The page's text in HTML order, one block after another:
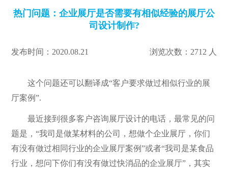
热门问题：企业展厅是否需要有相似经验的展厅公
司设计制作?
发布时间：2020.08.21 浏览次数：2712 人
这个问题还可以翻译成“客户要求做过相似行业的展
厅案例”.
最近接到很多客户咨询展厅设计的电话，最常见的问
题是，“我司是做某材料的公司，想做个企业展厅，你们
有没有做过相同行业的企业展厅案例”或者“我司是某食品
行业，想问下你们有没有做过快消品的企业展厅”，其实